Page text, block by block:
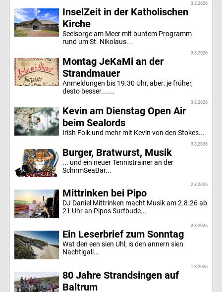
3.8.2026
InselZeit in der Katholischen
Kirche
Seelsorge am Meer mit buntem Programm
rund um St. Nikolaus...
3.8.2026
Montag JeKaMi an der
Strandmauer
Anmeldungen bis 19.30 Uhr, aber: je früher,
desto besser.......
3.8.2026
Kevin am Dienstag Open Air
beim Sealords
Irish Folk und mehr mit Kevin von den Stokes...
3.8.2026
Burger, Bratwurst, Musik
... und ein neuer Tennistrainer an der
SchirmSeaBar...
2.8.2026
Mittrinken bei Pipo
DJ Daniel Mittrinken macht Musik am 2.8.26 ab
21 Uhr an Pipos Surfbude...
2.8.2026
Ein Leserbrief zum Sonntag
Wat den een sien Uhl, is den annern sien
Nachtigall...
1.8.2026
80 Jahre Strandsingen auf
Baltrum